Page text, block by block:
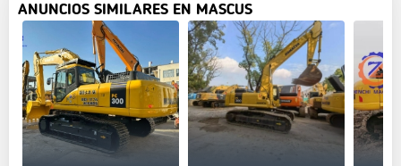
ANUNCIOS SIMILARES EN MASCUS